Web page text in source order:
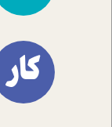
کار